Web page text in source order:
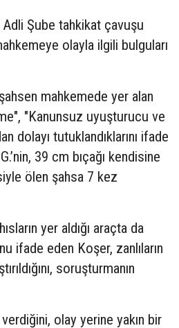
Şube tahkikat çavuşu
olayla ilgili bulguları
mahkemede yer alan
"Kanunsuz uyuşturucu ve
dolayı tutuklandıklarını ifade
39 cm bıçağı kendisine
ölen şahsa 7 kez
yer aldığı araçta da
ifade eden Koşer, zanlıların
soruşturmanın
olay yerine yakın bir